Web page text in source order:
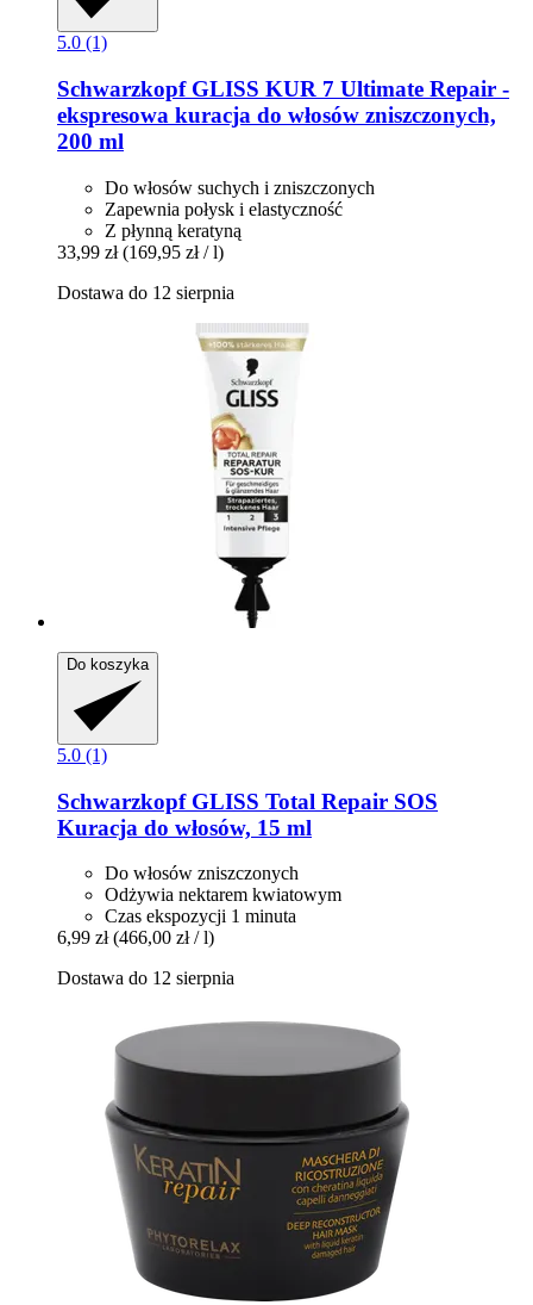
5.0 (1)
SchwarzkopfGLISS KUR 7 Ultimate Repair -​
ekspresowa kuracja do włosów zniszczonych,
200 ml
Do włosów suchych i zniszczonych
Zapewnia połysk i elastyczność
Z płynną keratyną
33,99 zł (169,95 zł / l)
Dostawa do 12 sierpnia
Do koszyka
5.0 (1)
SchwarzkopfGLISS Total Repair SOS
Kuracja do włosów, 15 ml
Do włosów zniszczonych
Odżywia nektarem kwiatowym
Czas ekspozycji 1 minuta
6,99 zł (466,00 zł / l)
Dostawa do 12 sierpnia